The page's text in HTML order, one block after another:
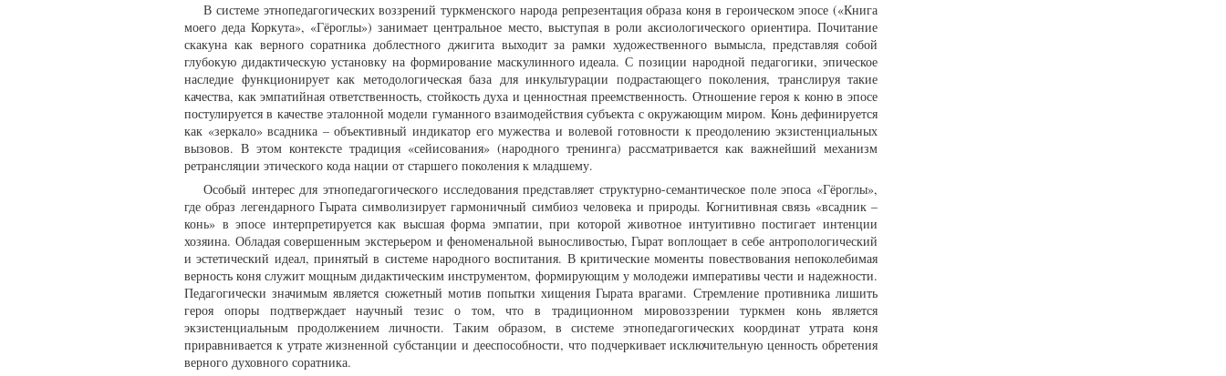
В системе этнопедагогических воззрений туркменского народа репрезентация образа коня в героическом эпосе («Книга
моего деда Коркута», «Гёроглы») занимает центральное место, выступая в роли аксиологического ориентира. Почитание
скакуна как верного соратника доблестного джигита выходит за рамки художественного вымысла, представляя собой
глубокую дидактическую установку на формирование маскулинного идеала. С позиции народной педагогики, эпическое
наследие функционирует как методологическая база для инкультурации подрастающего поколения, транслируя такие
качества, как эмпатийная ответственность, стойкость духа и ценностная преемственность. Отношение героя к коню в эпосе
постулируется в качестве эталонной модели гуманного взаимодействия субъекта с окружающим миром. Конь дефинируется
как «зеркало» всадника – объективный индикатор его мужества и волевой готовности к преодолению экзистенциальных
вызовов. В этом контексте традиция «сейисования» (народного тренинга) рассматривается как важнейший механизм
ретрансляции этического кода нации от старшего поколения к младшему.
Особый интерес для этнопедагогического исследования представляет структурно-семантическое поле эпоса «Гёроглы»,
где образ легендарного Гырата символизирует гармоничный симбиоз человека и природы. Когнитивная связь «всадник –
конь» в эпосе интерпретируется как высшая форма эмпатии, при которой животное интуитивно постигает интенции
хозяина. Обладая совершенным экстерьером и феноменальной выносливостью, Гырат воплощает в себе антропологический
и эстетический идеал, принятый в системе народного воспитания. В критические моменты повествования непоколебимая
верность коня служит мощным дидактическим инструментом, формирующим у молодежи императивы чести и надежности.
Педагогически значимым является сюжетный мотив попытки хищения Гырата врагами. Стремление противника лишить
героя опоры подтверждает научный тезис о том, что в традиционном мировоззрении туркмен конь является
экзистенциальным продолжением личности. Таким образом, в системе этнопедагогических координат утрата коня
приравнивается к утрате жизненной субстанции и дееспособности, что подчеркивает исключительную ценность обретения
верного духовного соратника.